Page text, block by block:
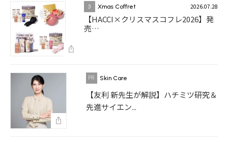
3 Xmas Coffret 2026.07.28
【HACCI×クリスマスコフレ2026】発
売…
Skin Care
【友利 新先生が解説】ハチミツ研究＆
先進サイエン...